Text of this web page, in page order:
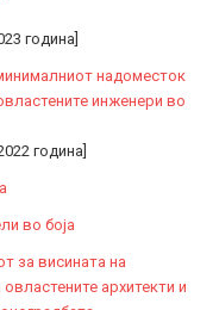
година]
надоместок
инженери во
година]
во боја
за висината на
архитекти и